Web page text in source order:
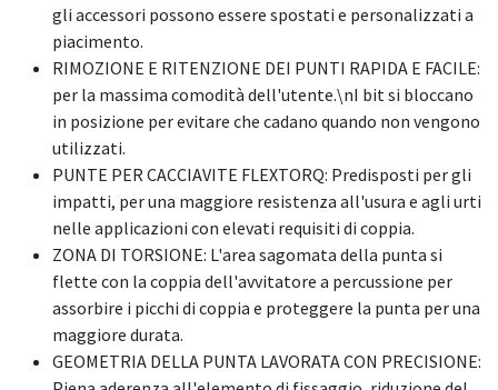
gli accessori possono essere spostati e personalizzati a
piacimento.
RIMOZIONE E RITENZIONE DEI PUNTI RAPIDA E FACILE:
per la massima comodità dell'utente.\nI bit si bloccano
in posizione per evitare che cadano quando non vengono
utilizzati.
PUNTE PER CACCIAVITE FLEXTORQ: Predisposti per gli
impatti, per una maggiore resistenza all'usura e agli urti
nelle applicazioni con elevati requisiti di coppia.
ZONA DI TORSIONE: L'area sagomata della punta si
flette con la coppia dell'avvitatore a percussione per
assorbire i picchi di coppia e proteggere la punta per una
maggiore durata.
GEOMETRIA DELLA PUNTA LAVORATA CON PRECISIONE: